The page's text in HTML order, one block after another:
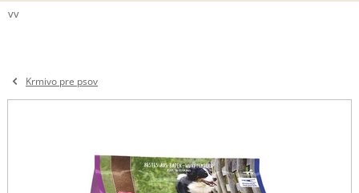
vv
Krmivo pre psov